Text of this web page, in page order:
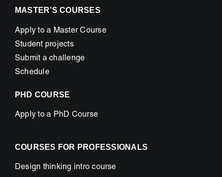
MASTER’S COURSES
Apply to a Master Course
Student projects
Submit a challenge
Schedule
PHD COURSE
Apply to a PhD Course
COURSES FOR PROFESSIONALS
Design thinking intro course